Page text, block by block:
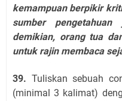
kemampuan berpikir
sumber
demikian, orang tua
untuk rajin membaca
39. Tuliskan sebuah
(minimal 3 kalimat)